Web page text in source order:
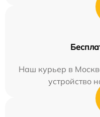
Наш курьер в
устройство